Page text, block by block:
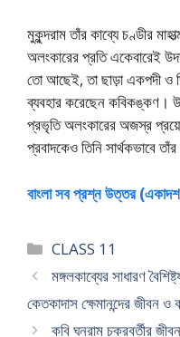
মুকুন্দরাম তাঁর কাব্যে চণ্ডীর
অলংকারের প্রতি একেবারেই
তাে আছেই, তা ছাড়া একপদী ও
ব্যবহার করেছেন কবিকঙ্কণ।
প্রভৃতি অলংকারের অজস্র
প্রবাদকেও তিনি সার্থকভাবে
বাংলা সব প্রশ্ন উত্তর
Categories
CLASS 11
মঙ্গলকাব্যের সাধারণ
কেতকাদাস ক্ষেমানন্দের জীবন ও
কবি ঘনরাম চক্রবর্তীর